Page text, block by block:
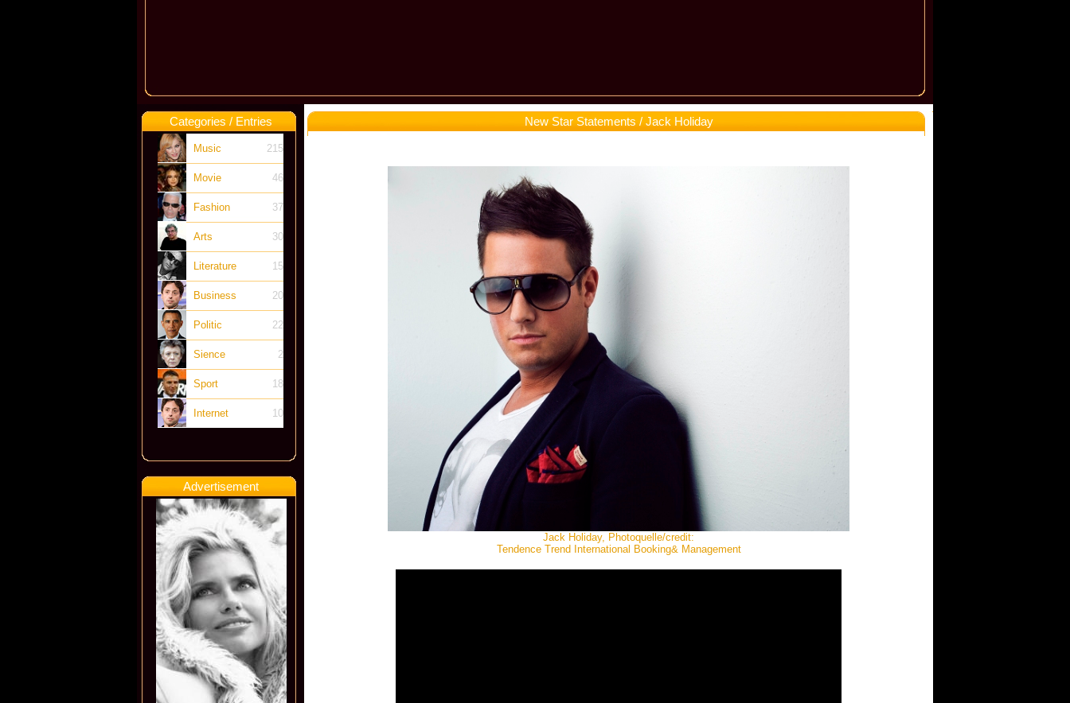
Categories / Entries
Music 215
Movie 46
Fashion 37
Arts 30
Literature 15
Business 20
Politic 22
Sience 2
Sport 18
Internet 10
Advertisement
New Star Statements / Jack Holiday
Jack Holiday, Photoquelle/credit:
Tendence Trend International Booking& Management